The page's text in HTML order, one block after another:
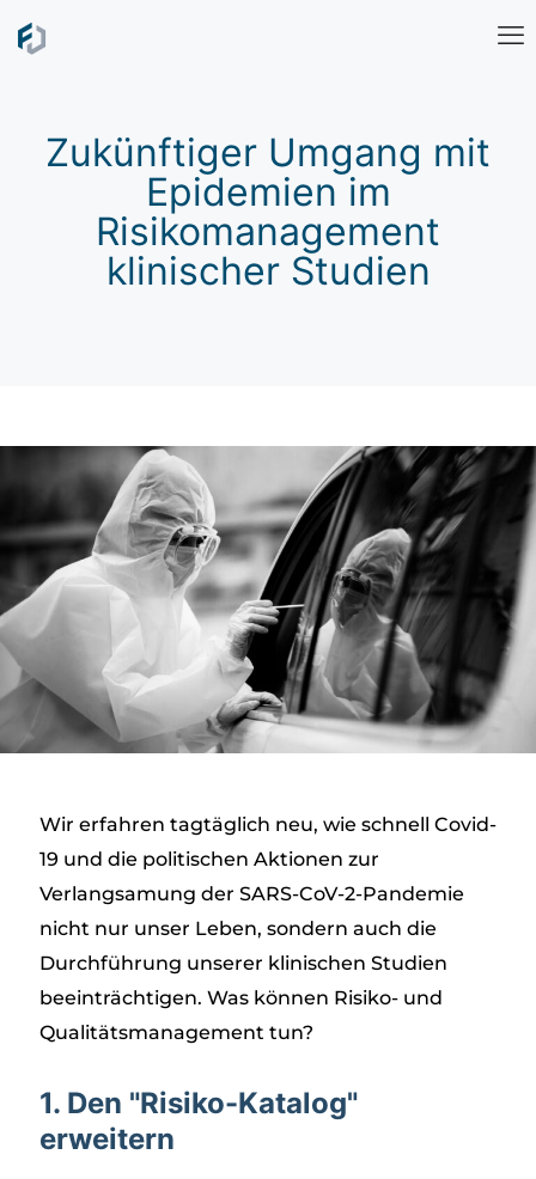
Zukünftiger Umgang mit
Epidemien im
Risikomanagement
klinischer Studien
Wir erfahren tagtäglich neu, wie schnell Covid-
19 und die politischen Aktionen zur
Verlangsamung der SARS-CoV-2-Pandemie
nicht nur unser Leben, sondern auch die
Durchführung unserer klinischen Studien
beeinträchtigen. Was können Risiko- und
Qualitätsmanagement tun?
1. Den "Risiko-Katalog"
erweitern